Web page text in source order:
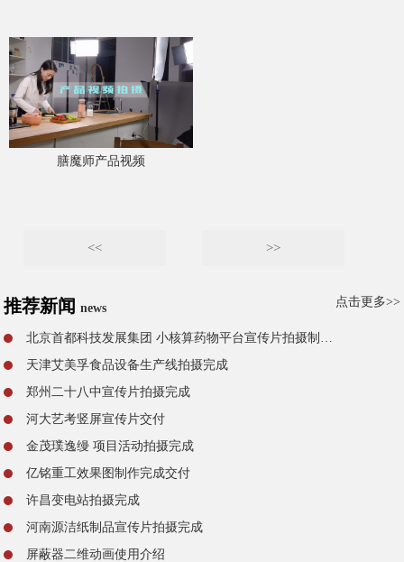
膳魔师产品视频
<< >>
推荐新闻news 点击更多>>
天津艾美孚食品设备生产线拍摄完成
郑州二十八中宣传片拍摄完成
河大艺考竖屏宣传片交付
金茂璞逸缦 项目活动拍摄完成
亿铭重工效果图制作完成交付
许昌变电站拍摄完成
河南源洁纸制品宣传片拍摄完成
屏蔽器二维动画使用介绍